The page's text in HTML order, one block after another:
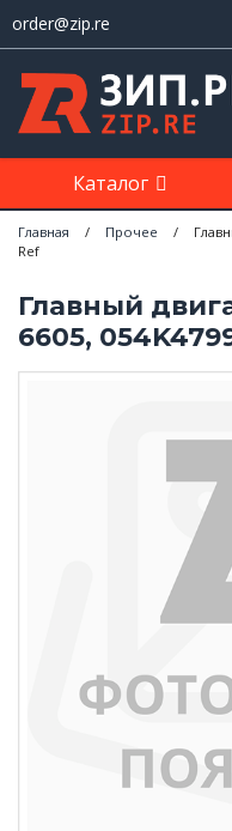
order@zip.re
Каталог
Главная / Прочее /
Ref
Главный
6605,